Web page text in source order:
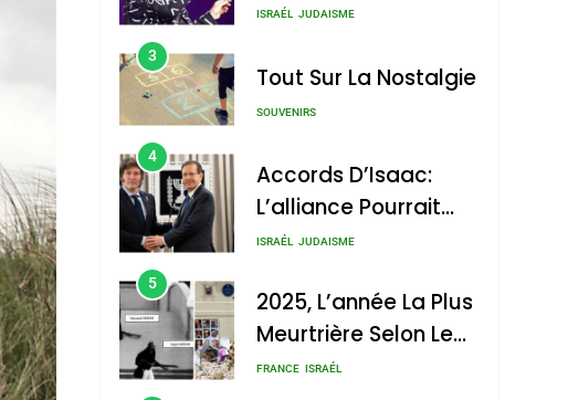
Nouvelle Chanson De
ISRAÉL JUDAISME
3
Tout Sur La Nostalgie
SOUVENIRS
4
Accords D’Isaac:
L’alliance Pourrait
S’étendre À 13 Pays
ISRAÉL JUDAISME
5
2025, L’année La Plus
Meurtrière Selon Le
Rapport D’ADL
FRANCE ISRAÉL